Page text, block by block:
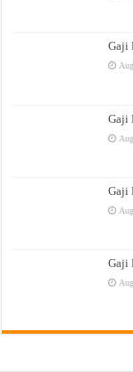
Gaji
Gaji
Gaji
Gaji